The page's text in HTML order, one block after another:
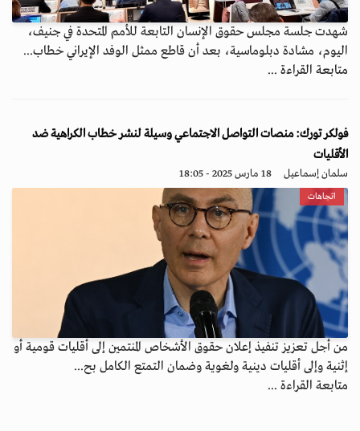
شهدت جلسة مجلس حقوق الإنسان التابعة للأمم المتحدة في جنيف،
اليوم، مشادة دبلوماسية، بعد أن قاطع ممثل الوفد الإيراني خطاب...
متابعة القراءة ...
فولكر تورك: منصات التواصل الاجتماعي وسيلة لنشر خطاب الكراهية ضد
الأقليات
سلمان إسماعيل 18 مارس 2025 - 18:05
اتجاهات
من أجل تعزيز تنفيذ إعلان حقوق الأشخاص المنتمين إلى أقليات قومية أو
إثنية وإلى أقليات دينية ولغوية وضمان التمتع الكامل بح...
متابعة القراءة ...